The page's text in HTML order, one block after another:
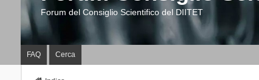
Forum del Consiglio Scientifico del DIITET
FAQ Cerca